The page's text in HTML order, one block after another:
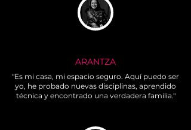
ARANTZA
"Es mi casa, mi espacio seguro. Aquí puedo ser
yo, he probado nuevas disciplinas, aprendido
técnica y encontrado una verdadera familia."